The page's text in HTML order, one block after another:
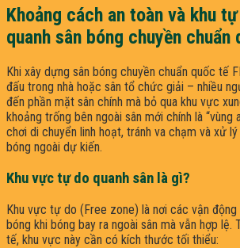
Khoảng cách an toàn và khu
quanh sân bóng chuyền chuẩn
Khi xây dựng sân bóng chuyền chuẩn quốc tế
đấu trong nhà hoặc sân tổ chức giải – nhiều
đến phần mặt sân chính mà bỏ qua khu vực
khoảng trống bên ngoài sân mới chính là “vùng
chơi di chuyển linh hoạt, tránh va chạm và xử
bóng ngoài dự kiến.
Khu vực tự do quanh sân là gì?
Khu vực tự do (Free zone) là nơi các vận
bóng khi bóng bay ra ngoài sân mà vẫn hợp lệ.
tế, khu vực này cần có kích thước tối thiểu: